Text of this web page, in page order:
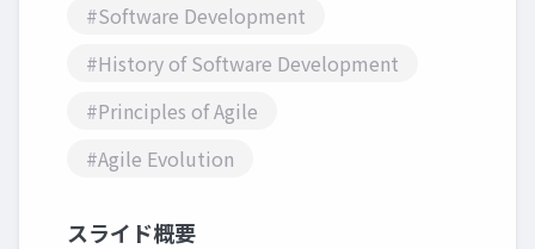
#Software Development
#History of Software Development
#Principles of Agile
#Agile Evolution
スライド概要